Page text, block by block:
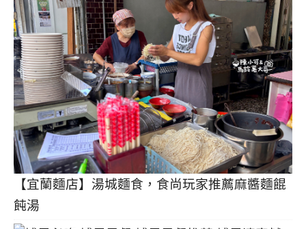
【宜蘭麵店】湯城麵食，食尚玩家推薦麻醬麵餛
飩湯